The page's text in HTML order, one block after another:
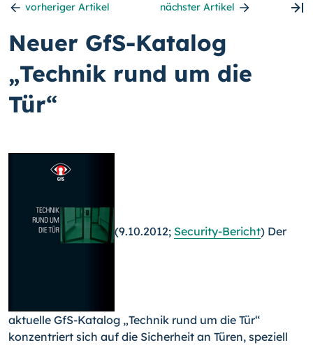
vorheriger Artikel nächster Artikel
Neuer GfS-Katalog
„Technik rund um die
Tür“
(9.10.2012; Security-Bericht) Der
aktuelle GfS-Katalog „Technik rund um die Tür“
konzentriert sich auf die Sicherheit an Türen, speziell